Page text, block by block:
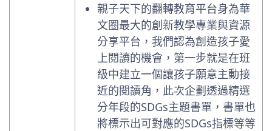
親子天下的翻轉教育平台身為華
文圈最大的創新教學專業與資源
分享平台，我們認為創造孩子愛
上閱讀的機會，第一步就是在班
級中建立一個讓孩子願意主動接
近的閱讀角，此次企劃透過精選
分年段的SDGs主題書單，書單也
將標示出可對應的SDGs指標等等